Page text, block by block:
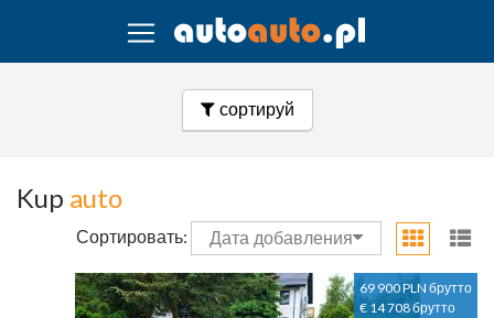
сортируй
Kup auto
Сортировать: Дата добавления
69 900 PLN брутто
€ 14 708 брутто